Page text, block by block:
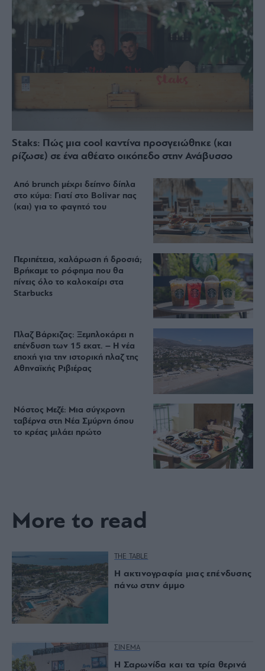
Staks: Πώς μια cool καντίνα προσγειώθηκε (και
ρίζωσε) σε ένα αθέατο οικόπεδο στην Ανάβυσσο
Από brunch μέχρι δείπνο δίπλα
στο κύμα: Γιατί στο Bolivar πας
(και) για το φαγητό του
Περιπέτεια, χαλάρωση ή δροσιά;
Βρήκαμε το ρόφημα που θα
πίνεις όλο το καλοκαίρι στα
Starbucks
Πλαζ Βάρκιζας: Ξεμπλοκάρει η
επένδυση των 15 εκατ. – Η νέα
εποχή για την ιστορική πλαζ της
Αθηναϊκής Ριβιέρας
Νόστος Μεζέ: Μια σύγχρονη
ταβέρνα στη Νέα Σμύρνη όπου
το κρέας μιλάει πρώτο
More to read
THE TABLE
Η ακτινογραφία μιας επένδυσης
πάνω στην άμμο
ΣΙΝΕΜΑ
Η Σαρωνίδα και τα τρία θερινά